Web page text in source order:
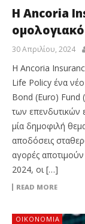
Η Ancoria
30 Απριλίου, 2024
H Ancoria
Life Policy ένα
Bond (Euro) Fund
των επενδυτικών
μία δημοφιλή
αποδόσεις
αγορές
2024, οι […]
READ MORE
ΟΙΚΟΝΟΜΙΑ